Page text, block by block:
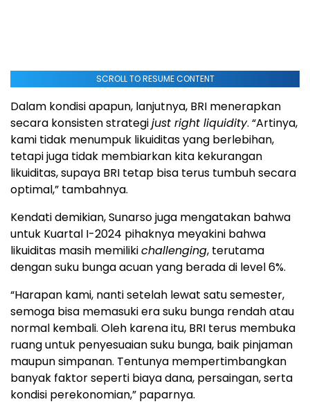
SCROLL TO RESUME CONTENT
Dalam kondisi apapun, lanjutnya, BRI menerapkan
secara konsisten strategijust right liquidity. “Artinya,
kami tidak menumpuk likuiditas yang berlebihan,
tetapi juga tidak membiarkan kita kekurangan
likuiditas, supaya BRI tetap bisa terus tumbuh secara
optimal,” tambahnya.
Kendati demikian, Sunarso juga mengatakan bahwa
untuk Kuartal I-2024 pihaknya meyakini bahwa
likuiditas masih memilikichallenging, terutama
dengan suku bunga acuan yang berada di level 6%.
“Harapan kami, nanti setelah lewat satu semester,
semoga bisa memasuki era suku bunga rendah atau
normal kembali. Oleh karena itu, BRI terus membuka
ruang untuk penyesuaian suku bunga, baik pinjaman
maupun simpanan. Tentunya mempertimbangkan
banyak faktor seperti biaya dana, persaingan, serta
kondisi perekonomian,” paparnya.